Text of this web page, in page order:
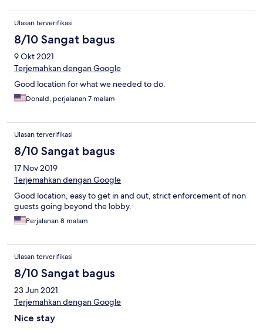
this one is hard to beat.
Ulasan terverifikasi
8/10 Sangat bagus
9 Okt 2021
Terjemahkan dengan Google
Good location for what we needed to do.
Donald, perjalanan 7 malam
Ulasan terverifikasi
8/10 Sangat bagus
17 Nov 2019
Terjemahkan dengan Google
Good location, easy to get in and out, strict enforcement of non
guests going beyond the lobby.
Perjalanan 8 malam
Ulasan terverifikasi
8/10 Sangat bagus
23 Jun 2021
Terjemahkan dengan Google
Nice stay